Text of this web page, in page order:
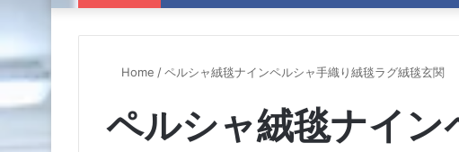
Home /ペルシャ絨毯ナインペルシャ手織り絨毯ラグ絨毯玄関
ペルシャ絨毯ナイン